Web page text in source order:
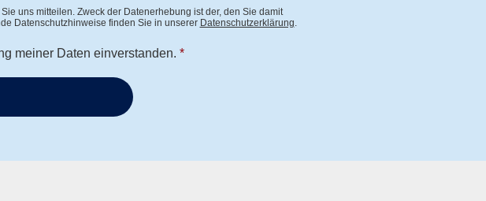
uns mitteilen. Zweck der Datenerhebung ist der, den Sie damit
Datenschutzhinweise finden Sie in unserer Datenschutzerklärung.
meiner Daten einverstanden.*